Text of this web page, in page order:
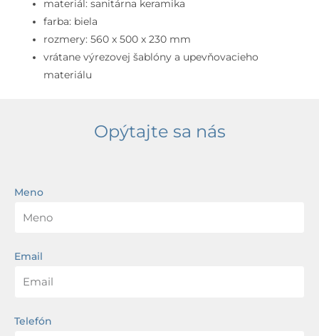
prepadom,
biela
materiál: sanitárna keramika
farba: biela
rozmery: 560 x 500 x 230 mm
vrátane výrezovej šablóny a upevňovacieho
materiálu
Opýtajte sa nás
Meno
Email
Telefón